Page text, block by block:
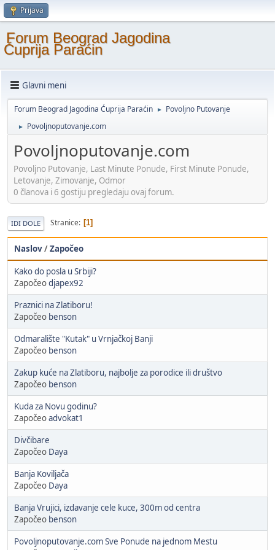
Prijava
Forum Beograd Jagodina
Ćuprija Paraćin
Glavni meni
Forum Beograd Jagodina Ćuprija Paraćin ► Povoljno Putovanje
► Povoljnoputovanje.com
Povoljnoputovanje.com
Povoljno Putovanje, Last Minute Ponude, First Minute Ponude,
Letovanje, Zimovanje, Odmor
0 članova i 6 gostiju pregledaju ovaj forum.
IDI DOLE Stranice 1
Naslov/Započeo
Kako do posla u Srbiji?
Započeodjapex92
Praznici na Zlatiboru!
Započeo benson
Odmaralište "Kutak" u Vrnjačkoj Banji
Započeo benson
Zakup kuće na Zlatiboru, najbolje za porodice ili društvo
Započeo benson
Kuda za Novu godinu?
Započeoadvokat1
Divčibare
Započeo Daya
Banja Koviljača
Započeo Daya
Banja Vrujici, izdavanje cele kuce, 300m od centra
Započeo benson
Povoljnoputovanje.com Sve Ponude na jednom Mestu